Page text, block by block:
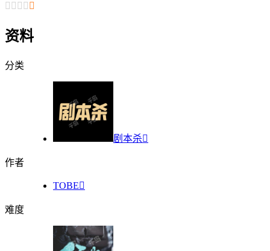
    
资料
分类
剧本杀
作者
TOBE
难度